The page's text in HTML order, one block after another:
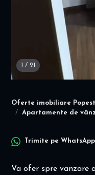
/ 21
Oferte imobiliare
Apartamente de
Trimite pe WhatsApp
Va ofer spre vanzare